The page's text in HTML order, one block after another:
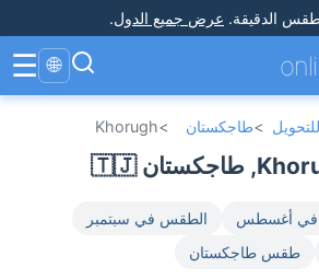
الدقيقة. عرض جميع الدول.
🌐
☰
>طاجكستان >
Khorugh
في أغسطس
الطقس في سبتمبر
طقس طاجكستان